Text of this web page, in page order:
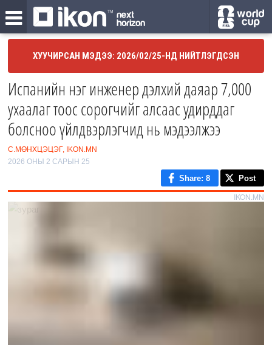
ХУУЧИРСАН МЭДЭЭ: 2026/02/25-НД НИЙТЛЭГДСЭН
Испанийн нэг инженер дэлхий даяар 7,000
ухаалаг тоос сорогчийг алсаас удирддаг
болсноо үйлдвэрлэгчид нь мэдээлжээ
С.МӨНХЦЭЦЭГ, IKON.MN
2026 ОНЫ 2 САРЫН 25
Share: 8 Post
IKON.MN